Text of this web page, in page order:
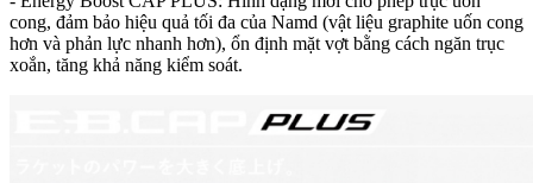
cong, đảm bảo hiệu quả tối đa của Namd (vật liệu graphite uốn cong
hơn và phản lực nhanh hơn), ổn định mặt vợt bằng cách ngăn trục
xoắn, tăng khả năng kiểm soát.